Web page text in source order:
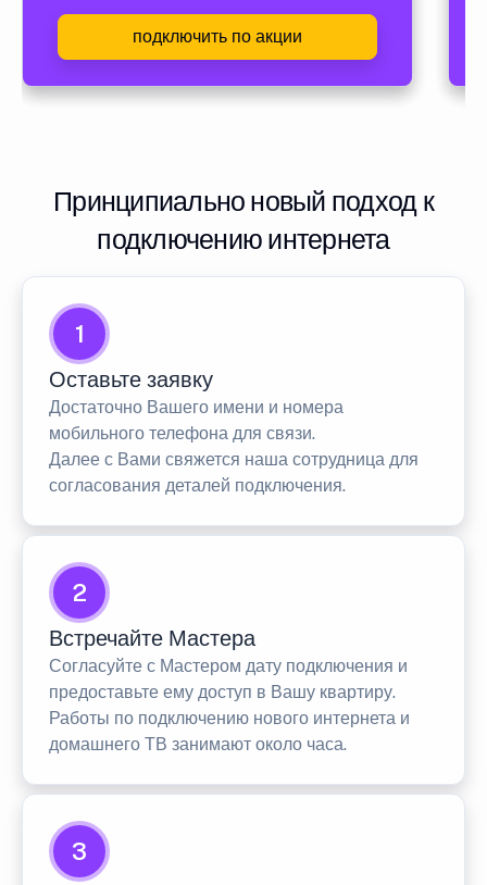
подключить по акции
Принципиально новый подход к
подключению интернета
1
Оставьте заявку
Достаточно Вашего имени и номера
мобильного телефона для связи.
Далее с Вами свяжется наша сотрудница для
согласования деталей подключения.
2
Встречайте Мастера
Согласуйте с Мастером дату подключения и
предоставьте ему доступ в Вашу квартиру.
Работы по подключению нового интернета и
домашнего ТВ занимают около часа.
3